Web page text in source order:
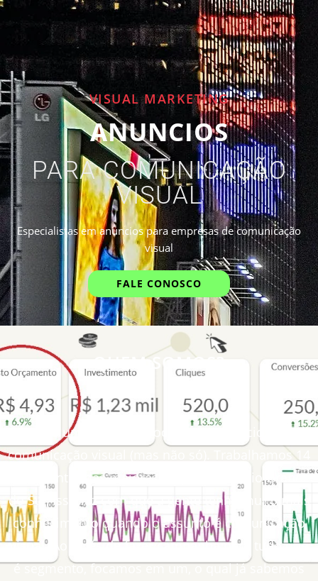
VISUAL MARKETING
ANUNCIOS
PARA COMUNICAÇÃO
VISUAL
Especialistas em anuncios para empresas de comunicação
visual
FALE CONOSCO
QUEM SOMOS?
Somos uma empresa focada em anúncios para
comunicação visual (mas não só). Trabalhamos 14
anos dentro das maiores empresas do Rio Grande
do Sul, Isso faz com que a gente tenha muito mais
conhecimento quando o assunto é comunicação
visual. Ao invés de fazer campanha para tudo que
é segmento, focamos em um, o qual já sabemos